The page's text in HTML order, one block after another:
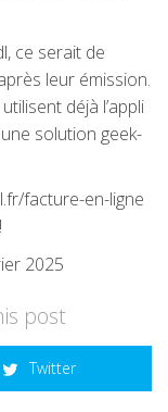
ce serait de
leur émission.
déjà l’appli
solution geek-
facture-en-ligne
2025
post
Twitter